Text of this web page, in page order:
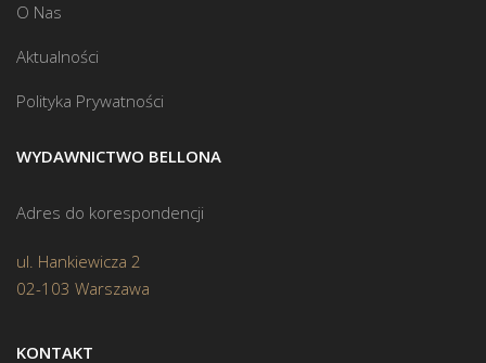
O Nas
Aktualności
Polityka Prywatności
WYDAWNICTWO BELLONA
Adres do korespondencji
ul. Hankiewicza 2
02-103 Warszawa
KONTAKT